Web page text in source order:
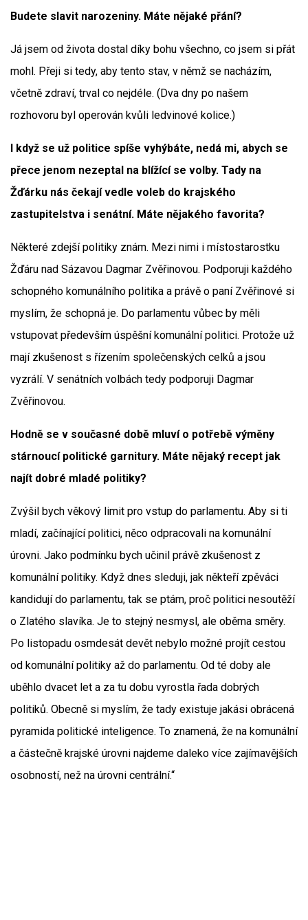
Budete slavit narozeniny. Máte nějaké přání?
Já jsem od života dostal díky bohu všechno, co jsem si přát
mohl. Přeji si tedy, aby tento stav, v němž se nacházím,
včetně zdraví, trval co nejdéle. (Dva dny po našem
rozhovoru byl operován kvůli ledvinové kolice.)
I když se už politice spíše vyhýbáte, nedá mi, abych se
přece jenom nezeptal na blížící se volby. Tady na
Žďárku nás čekají vedle voleb do krajského
zastupitelstva i senátní. Máte nějakého favorita?
Některé zdejší politiky znám. Mezi nimi i místostarostku
Žďáru nad Sázavou Dagmar Zvěřinovou. Podporuji každého
schopného komunálního politika a právě o paní Zvěřinové si
myslím, že schopná je. Do parlamentu vůbec by měli
vstupovat především úspěšní komunální politici. Protože už
mají zkušenost s řízením společenských celků a jsou
vyzrálí. V senátních volbách tedy podporuji Dagmar
Zvěřinovou.
Hodně se v současné době mluví o potřebě výměny
stárnoucí politické garnitury. Máte nějaký recept jak
najít dobré mladé politiky?
Zvýšil bych věkový limit pro vstup do parlamentu. Aby si ti
mladí, začínající politici, něco odpracovali na komunální
úrovni. Jako podmínku bych učinil právě zkušenost z
komunální politiky. Když dnes sleduji, jak někteří zpěváci
kandidují do parlamentu, tak se ptám, proč politici nesoutěží
o Zlatého slavíka. Je to stejný nesmysl, ale oběma směry.
Po listopadu osmdesát devět nebylo možné projít cestou
od komunální politiky až do parlamentu. Od té doby ale
uběhlo dvacet let a za tu dobu vyrostla řada dobrých
politiků. Obecně si myslím, že tady existuje jakási obrácená
pyramida politické inteligence. To znamená, že na komunální
a částečně krajské úrovni najdeme daleko více zajímavějších
osobností, než na úrovni centrální.“